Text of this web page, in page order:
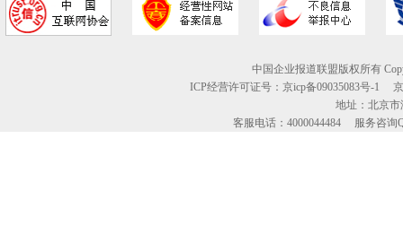
中国企业报道联盟版权所有
ICP经营许可证号：京icp备09035083号-1
地址：北京市
客服电话：4000044484 服务咨询